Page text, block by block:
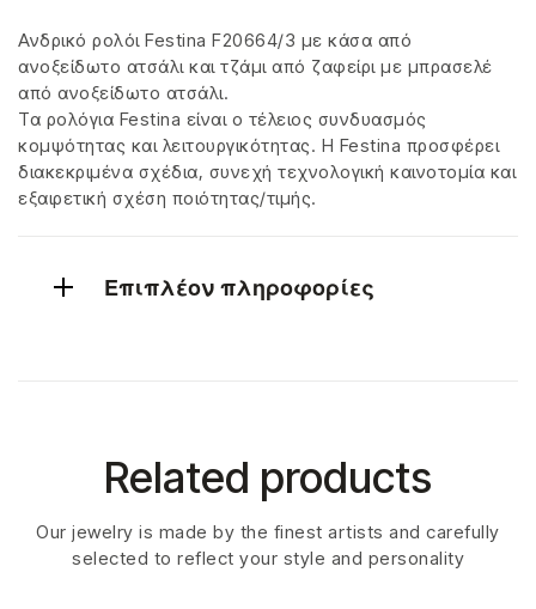
Ανδρικό ρολόι Festina F20664/3 με κάσα από
ανοξείδωτο ατσάλι και τζάμι από ζαφείρι με μπρασελέ
από ανοξείδωτο ατσάλι.
Τα ρολόγια Festina είναι ο τέλειος συνδυασμός
κομψότητας και λειτουργικότητας. Η Festina προσφέρει
διακεκριμένα σχέδια, συνεχή τεχνολογική καινοτομία και
εξαιρετική σχέση ποιότητας/τιμής.
Επιπλέον πληροφορίες
Related products
Our jewelry is made by the finest artists and carefully
selected to reflect your style and personality